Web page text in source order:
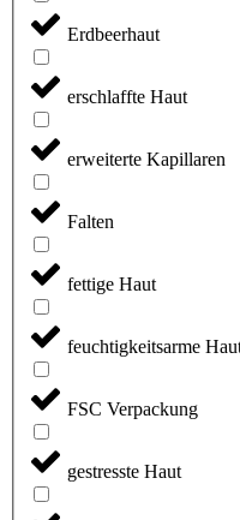
Erdbeerhaut
erschlaffte Haut
erweiterte Kapillaren
Falten
fettige Haut
feuchtigkeitsarme
FSC Verpackung
gestresste Haut